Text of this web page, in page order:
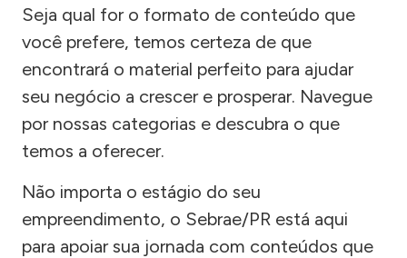
Seja qual for o formato de conteúdo que
você prefere, temos certeza de que
encontrará o material perfeito para ajudar
seu negócio a crescer e prosperar. Navegue
por nossas categorias e descubra o que
temos a oferecer.
Não importa o estágio do seu
empreendimento, o Sebrae/PR está aqui
para apoiar sua jornada com conteúdos que